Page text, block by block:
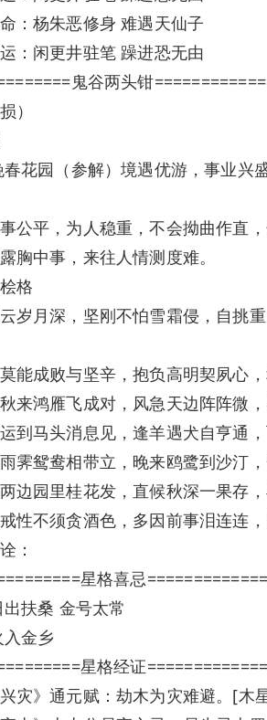
：杨朱恶修身 难遇天仙子
：闲更井驻笔 躁进恐无由
鬼谷两头钳
）
花园（参解）境遇优游，事业兴盛
公平，为人稳重，不会拗曲作直
胸中事，来往人情测度难。
格
岁月深，坚刚不怕雪霜侵，自挑
能成败与坚辛，抱负高明契夙心
来鸿雁飞成对，风急天边阵阵微
到马头消息见，逢羊遇犬自亨通
霁鸳鸯相带立，晚来鸥鹭到沙汀
边园里桂花发，直候秋深一果存
性不须贪酒色，多因前事泪连连
：
星格喜忌
扶桑 金号太常
金乡
星格经证
兴灾》通元赋：劫木为灾难避。[